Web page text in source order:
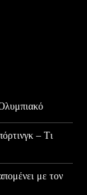
– Τι
με τον